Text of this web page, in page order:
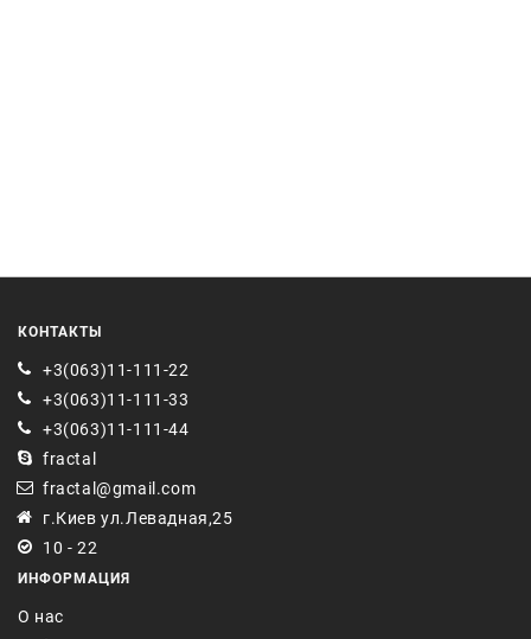
КОНТАКТЫ
+3(063)11-111-22
+3(063)11-111-33
+3(063)11-111-44
fractal
fractal@gmail.com
г.Киев ул.Левадная,25
10 - 22
ИНФОРМАЦИЯ
О нас